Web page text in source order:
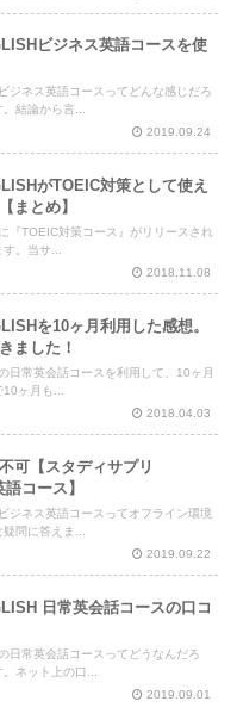
ビジネス英語コースを使
ジネス英語コースってどんな感じだろ
結論から言...
2019.09.24
がTOEIC対策として使え
まとめ】
『TOEIC対策コース』がリリースされ
。当サ...
2018.11.08
を10ヶ月利用した感想。
ました！
日常英会話コースを利用して、10ヶ月
ヶ月も...
2018.04.03
可【スタディサプリ
コース】
ジネス英語コースってオフライン環境
問に答えま...
2019.09.22
日常英会話コースの口コ
日常英会話コースってどうなんだろ
ネット上の口...
2019.09.01